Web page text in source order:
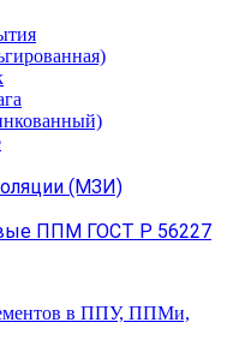
(МЗИ)
ППМ ГОСТ Р 56227
в ППУ, ППМи,